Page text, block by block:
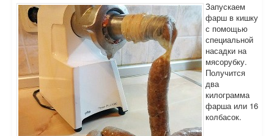
Запускаем
фарш в кишку
с помощью
специальной
насадки на
мясорубку.
Получится
два
килограмма
фарша или 16
колбасок.